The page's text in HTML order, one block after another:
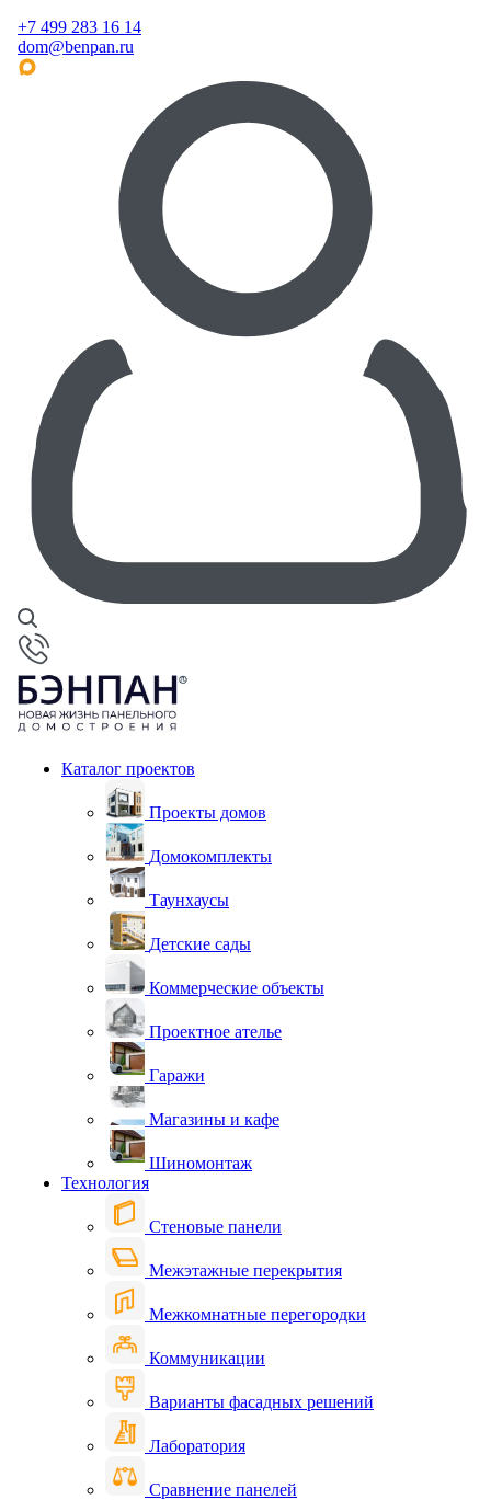
+7 499 283 16 14
dom@benpan.ru
Каталог проектов
Проекты домов
Домокомплекты
Таунхаусы
Детские сады
Коммерческие объекты
Проектное ателье
Гаражи
Магазины и кафе
Шиномонтаж
Технология
Стеновые панели
Межэтажные перекрытия
Межкомнатные перегородки
Коммуникации
Варианты фасадных решений
Лаборатория
Сравнение панелей